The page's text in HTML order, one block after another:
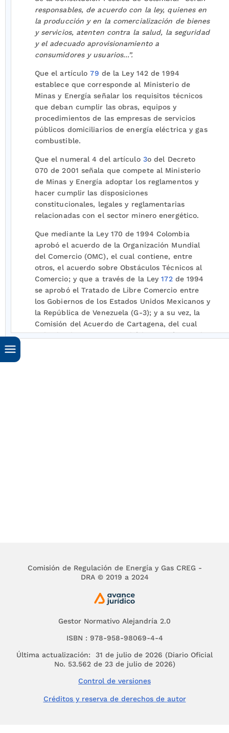
responsables, de acuerdo con la ley, quienes en
la producción y en la comercialización de bienes
y servicios, atenten contra la salud, la seguridad
y el adecuado aprovisionamiento a
consumidores y usuarios...”.
Que el artículo79 de la Ley 142 de 1994
establece que corresponde al Ministerio de
Minas y Energía señalar los requisitos técnicos
que deban cumplir las obras, equipos y
procedimientos de las empresas de servicios
públicos domiciliarios de energía eléctrica y gas
combustible.
Que el numeral 4 del artículo 3o del Decreto
070 de 2001 señala que compete al Ministerio
de Minas y Energía adoptar los reglamentos y
hacer cumplir las disposiciones
constitucionales, legales y reglamentarias
relacionadas con el sector minero energético.
Que mediante la Ley 170 de 1994 Colombia
aprobó el acuerdo de la Organización Mundial
del Comercio (OMC), el cual contiene, entre
otros, el acuerdo sobre Obstáculos Técnicos al
Comercio; y que a través de la Ley172de 1994
se aprobó el Tratado de Libre Comercio entre
los Gobiernos de los Estados Unidos Mexicanos y
la República de Venezuela (G-3); y a su vez, la
Comisión del Acuerdo de Cartagena, del cual
Colombia hace parte, aprobó la Decisión 376 de
la Comunidad Andina y a nivel comunitario.
Que conforme a los mencionados instrumentos
internacionales, previamente a la expedición de
un Reglamento Técnico, el correspondiente
materia de normalización y procedimientos de
Evaluación de la conformidad, con una
se hagan las notificaciones correspondientes a
Comunidad Andina de Naciones (CAN) y al
Grupo de los Tres (G-3), respectivamente.
Gestor Normativo Alejandría 2.0
ISBN : 978-958-98069-4-4
Última actualización: 31 de julio de 2026 (Diario Oficial
No. 53.562 de 23 de julio de 2026)
Control de versiones
Créditos y reserva de derechos de autor
Comisión de Regulación de Energía y Gas CREG -
DRA © 2019 a 2024